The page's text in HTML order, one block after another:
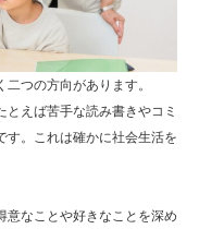
つの方向があります。
えば苦手な読み書きやコミ
す。これは確かに社会生活を
意なことや好きなことを深め